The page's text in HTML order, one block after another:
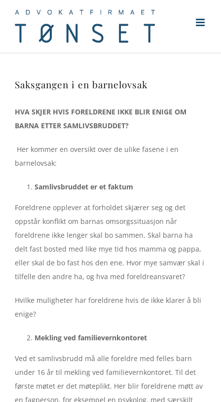
Saksgangen i en barnelovsak
HVA SKJER HVIS FORELDRENE IKKE BLIR ENIGE OM
BARNA ETTER SAMLIVSBRUDDET?
Her kommer en oversikt over de ulike fasene i en
barnelovsak:
Samlivsbruddet er et faktum
Foreldrene opplever at forholdet skjærer seg og det
oppstår konflikt om barnas omsorgssituasjon når
foreldrene ikke lenger skal bo sammen. Skal barna ha
delt fast bosted med like mye tid hos mamma og pappa,
eller skal de bo fast hos den ene. Hvor mye samvær skal i
tilfelle den andre ha, og hva med foreldreansvaret?
Hvilke muligheter har foreldrene hvis de ikke klarer å bli
enige?
Mekling ved familievernkontoret
Ved et samlivsbrudd må alle foreldre med felles barn
under 16 år til mekling ved familievernkontoret. Til det
første møtet er det møteplikt. Her blir foreldrene møtt av
en fagperson, for eksempel en psykolog, med særskilt